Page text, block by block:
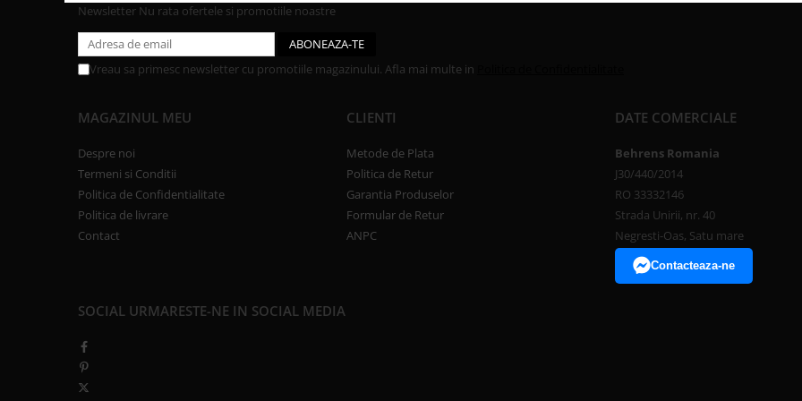
Newsletter Nu rata ofertele si promotiile noastre
Vreau sa primesc newsletter cu promotiile magazinului. Afla mai multe in
MAGAZINUL MEU
Despre noi
Termeni si Conditii
Politica de Confidentialitate
Politica de livrare
Contact
CLIENTI
Metode de Plata
Politica de Retur
Garantia Produselor
Formular de Retur
ANPC
DATE COMERCIALE
Behrens Romania
J30/440/2014
RO 33332146
Strada Unirii, nr. 40
Negresti-Oas, Satu mare
Contacteaza-ne
SOCIAL URMARESTE-NE IN SOCIAL MEDIA